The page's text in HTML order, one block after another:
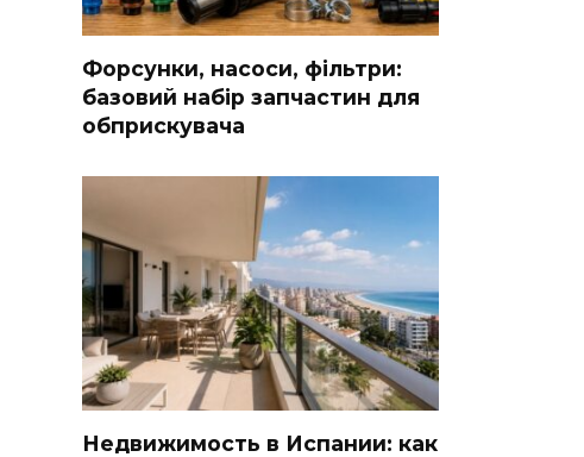
Форсунки, насоси, фільтри:
базовий набір запчастин для
обприскувача
Недвижимость в Испании: как